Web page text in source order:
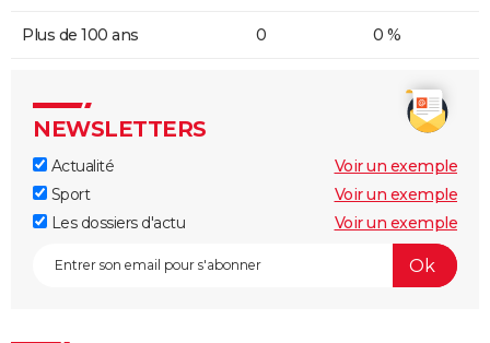
Plus de 100 ans 0 0 %
NEWSLETTERS
Actualité
Voir un exemple
Sport
Voir un exemple
Les dossiers d'actu
Voir un exemple